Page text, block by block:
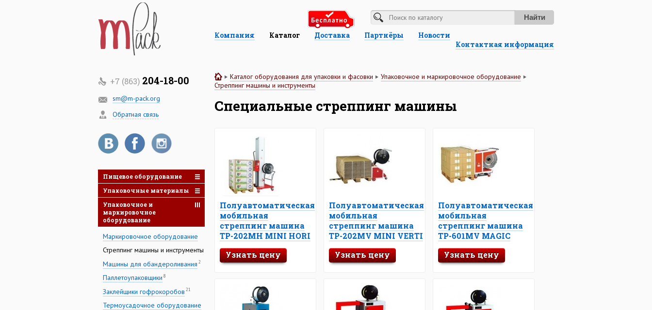
Компания Каталог Доставка Партнёры
Новости
Контактная информация
Найти
+7 (863) 204-18-00
sm@m-pack.org
Обратная связь
Пищевое оборудование
Упаковочные материалы
Упаковочное и
маркировочное
оборудование
Маркировочное оборудование
Стреппинг машины и инструменты
Машины для обандероливания 2
Паллетоупаковщики 8
Заклейщики гофрокоробов 21
Термоусадочное оборудование
Каталог оборудования для упаковки и фасовки
Упаковочное и маркировочное оборудование
Стреппинг машины и инструменты
Специальные стреппинг машины
Полуавтоматическая
мобильная
стреппинг машина
TP-202MH MINI HORI
Узнать цену
Полуавтоматическая
мобильная
стреппинг машина
ТР-202MV MINI VERTI
Узнать цену
Полуавтоматическая
мобильная
стреппинг машина
ТР-601MV MAGIC
Узнать цену